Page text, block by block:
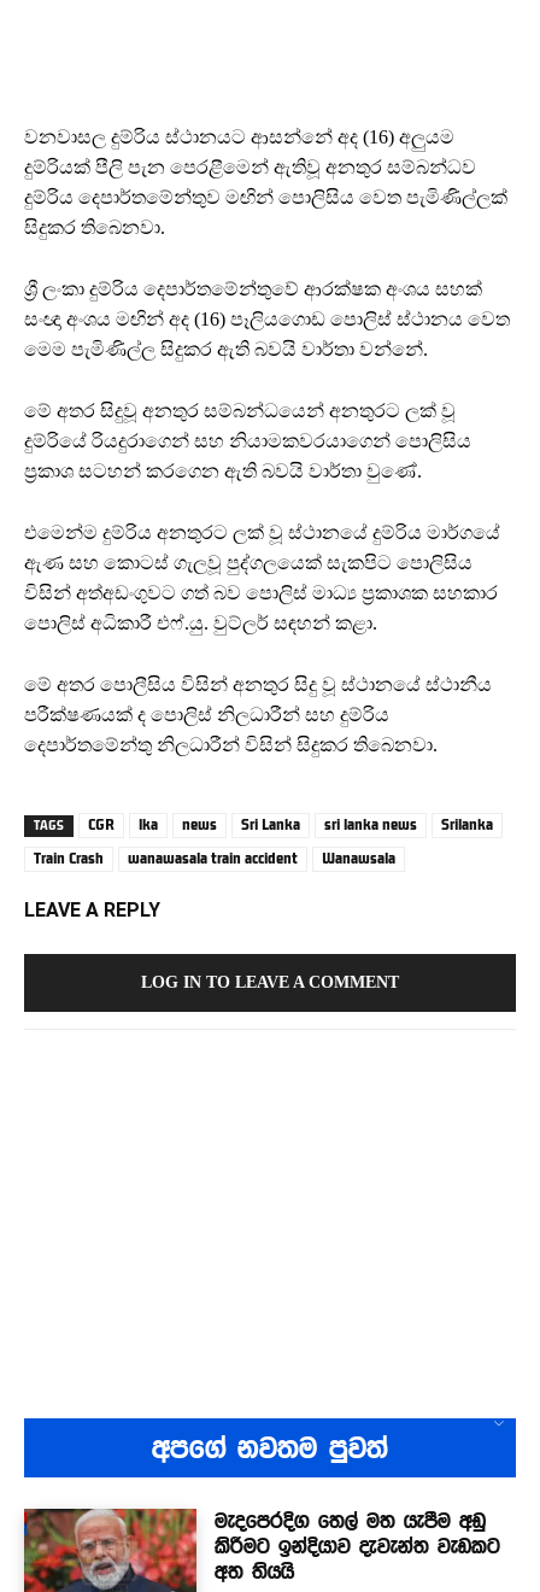
වනවාසල දුම්රිය ස්ථානයට ආසන්නේ අද (16) අලුයම
දුම්රියක් පීලි පැන පෙරළීමෙන් ඇතිවූ අනතුර සම්බන්ධව
දුම්රිය දෙපාර්තමේන්තුව මඟින් පොලිසිය වෙත පැමිණිල්ලක්
සිදුකර තිබෙනවා.
ශ්‍රී ලංකා දුම්රිය දෙපාර්තමේන්තුවේ ආරක්ෂක අංශය සහක්
සංඥා අංශය මඟින් අද (16) පෑලියගොඩ පොලිස් ස්ථානය වෙත
මෙම පැමිණිල්ල සිදුකර ඇති බවයි වාර්තා වන්නේ.
මේ අතර සිදුවූ අනතුර සම්බන්ධයෙන් අනතුරට ලක් වූ
දුම්රියේ රියදුරාගෙන් සහ නියාමකවරයාගෙන් පොලිසිය
ප්‍රකාශ සටහන් කරගෙන ඇති බවයි වාර්තා වුණේ.
එමෙන්ම දුම්රිය අනතුරට ලක් වූ ස්ථානයේ දුම්රිය මාර්ගයේ
ඇණ සහ කොටස් ගැලවූ පුද්ගලයෙක් සැකපිට පොලිසිය
විසින් අත්අඩංගුවට ගත් බව පොලිස් මාධ්‍ය ප්‍රකාශක සහකාර
පොලිස් අධිකාරී එෆ්.යු. වුට්ලර් සඳහන් කළා.
මේ අතර පොලීසිය විසින් අනතුර සිදු වූ ස්ථානයේ ස්ථානීය
පරීක්ෂණයක් ද පොලිස් නිලධාරීන් සහ දුම්රිය
දෙපාර්තමේන්තු නිලධාරීන් විසින් සිදුකර තිබෙනවා.
TAGS CGR lka news Sri Lanka sri lanka news
Srilanka
Train Crash
wanawasala train accident Wanawsala
LEAVE A REPLY
LOG IN TO LEAVE A COMMENT
අපගේ නවතම පුවත්
මැදපෙරදිග තෙල් මත යැපීම අඩු
කිරීමට ඉන්දියාව දැවැන්ත වැඩකට
අත තියයි